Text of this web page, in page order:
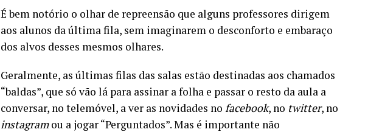
É bem notório o olhar de repreensão que alguns professores dirigem
aos alunos da última fila, sem imaginarem o desconforto e embaraço
dos alvos desses mesmos olhares.
Geralmente, as últimas filas das salas estão destinadas aos chamados
“baldas”, que só vão lá para assinar a folha e passar o resto da aula a
conversar, no telemóvel, a ver as novidades no facebook, no twitter, no
instagramou a jogar “Perguntados”. Mas é importante não